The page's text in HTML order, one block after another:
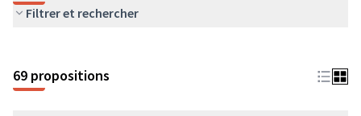
Filtrer et rechercher
69 propositions